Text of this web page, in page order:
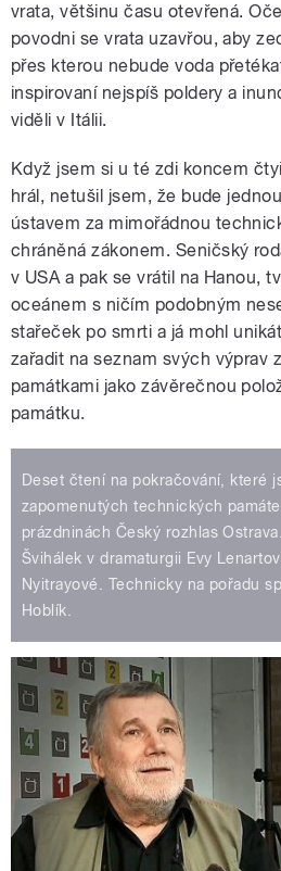
vrata, většinu času otevřená.
povodni se vrata uzavřou, aby
přes kterou nebude voda
inspirovaní nejspíš poldery a
viděli v Itálii.
Když jsem si u té zdi koncem
hrál, netušil jsem, že bude
ústavem za mimořádnou
chráněná zákonem. Seničský
v USA a pak se vrátil na Hanou,
oceánem s ničím podobným
stařeček po smrti a já mohl
zařadit na seznam svých výprav
památkami jako závěrečnou
památku.
Deset čtení na pokračování, které
zapomenutých technických
prázdninách Český rozhlas
Švihálek v dramaturgii Evy
Nyitrayové. Technicky na pořadu
Hoblík.